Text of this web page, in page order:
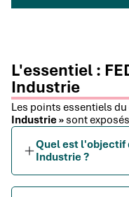
L'essentiel :
Industrie
Les points essentiels du
Industrie » sont
Quel est l'objectif
Industrie ?